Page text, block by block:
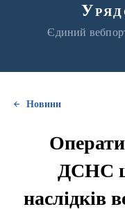
Єдиний
Новини
ДСНС
наслідків